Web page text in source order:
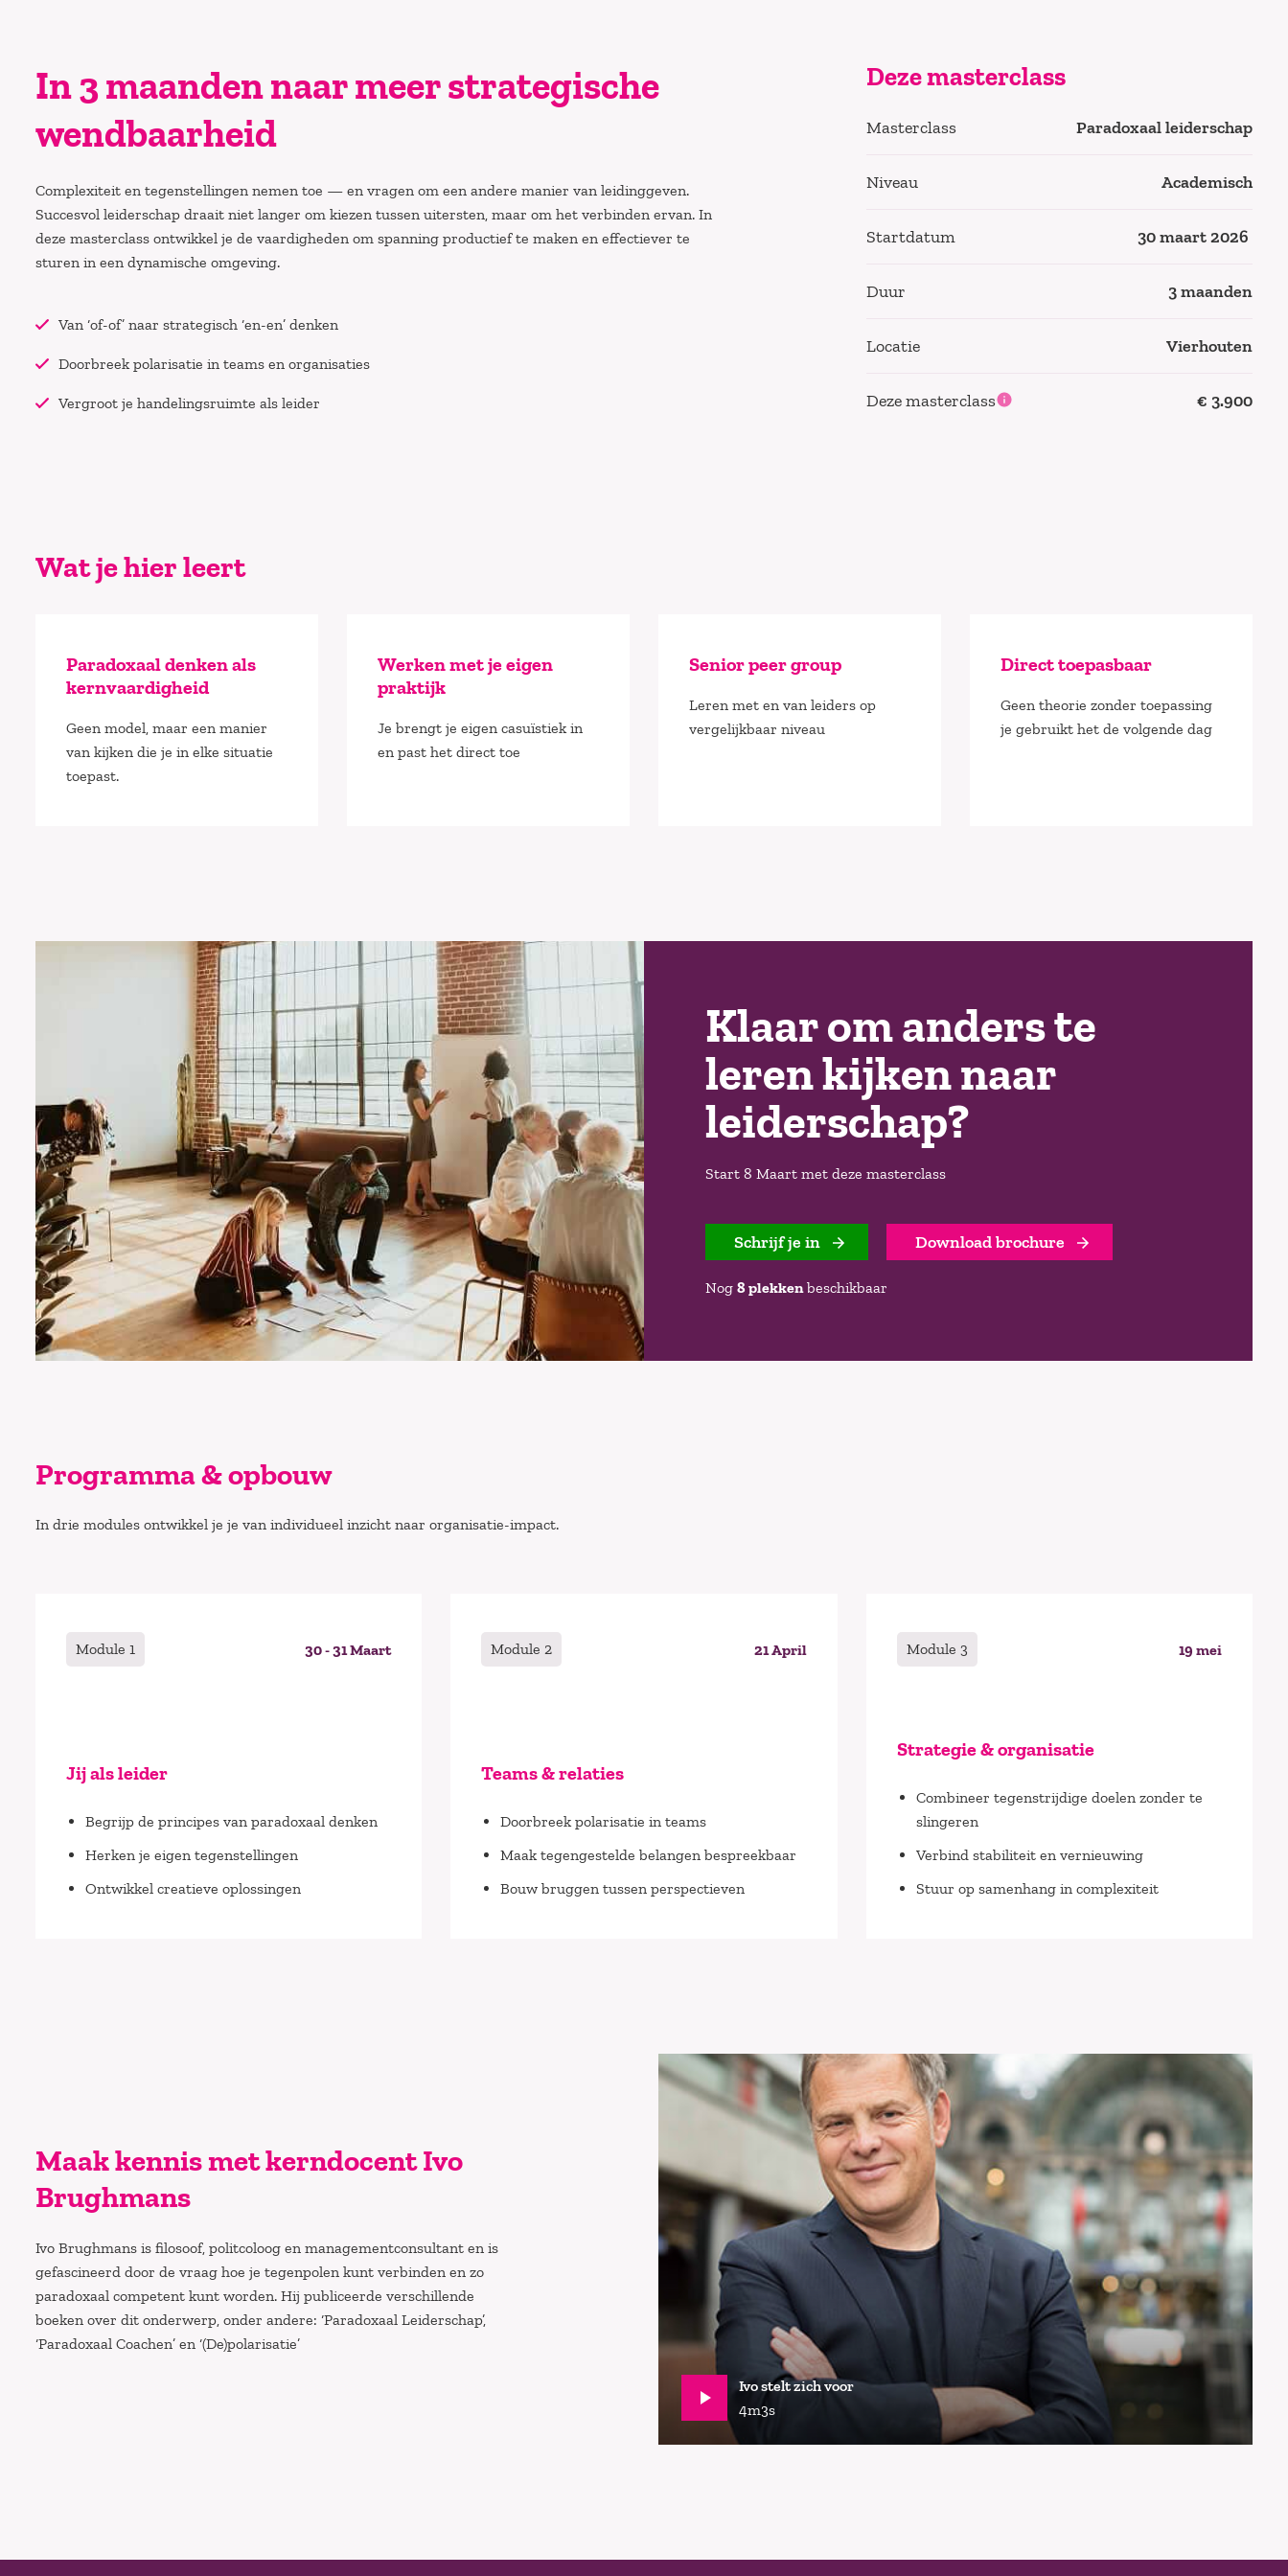
In 3 maanden naar meer strategische
wendbaarheid
Complexiteit en tegenstellingen nemen toe — en vragen om een andere manier van leidinggeven.
Succesvol leiderschap draait niet langer om kiezen tussen uitersten, maar om het verbinden ervan. In
deze masterclass ontwikkel je de vaardigheden om spanning productief te maken en effectiever te
sturen in een dynamische omgeving.
Van ‘of-of’ naar strategisch ‘en-en’ denken
Doorbreek polarisatie in teams en organisaties
Vergroot je handelingsruimte als leider
Deze masterclass
Masterclass Paradoxaal leiderschap
Niveau Academisch
Startdatum 30 maart 2026
Duur 3 maanden
Locatie Vierhouten
Deze masterclass € 3.900
Wat je hier leert
Paradoxaal denken als
kernvaardigheid
Geen model, maar een manier
van kijken die je in elke situatie
toepast.
Werken met je eigen
praktijk
Je brengt je eigen casuïstiek in
en past het direct toe
Senior peer group
Leren met en van leiders op
vergelijkbaar niveau
Direct toepasbaar
Geen theorie zonder toepassing
je gebruikt het de volgende dag
Klaar om anders te
leren kijken naar
leiderschap?
Start 8 Maart met deze masterclass
Schrijf je in Download brochure
Nog 8 plekkenbeschikbaar
Programma & opbouw
In drie modules ontwikkel je je van individueel inzicht naar organisatie-impact.
Module 1 30 - 31 Maart
Jij als leider
Begrijp de principes van paradoxaal denken
Herken je eigen tegenstellingen
Ontwikkel creatieve oplossingen
Module 2 21 April
Teams & relaties
Doorbreek polarisatie in teams
Maak tegengestelde belangen bespreekbaar
Bouw bruggen tussen perspectieven
Module 3 19 mei
Strategie & organisatie
Combineer tegenstrijdige doelen zonder te
slingeren
Verbind stabiliteit en vernieuwing
Stuur op samenhang in complexiteit
Maak kennis met kerndocent Ivo
Brughmans
Ivo Brughmans is filosoof, politcoloog en managementconsultant en is
gefascineerd door de vraag hoe je tegenpolen kunt verbinden en zo
paradoxaal competent kunt worden. Hij publiceerde verschillende
boeken over dit onderwerp, onder andere: ‘Paradoxaal Leiderschap’,
‘Paradoxaal Coachen’ en ‘(De)polarisatie’
Ivo stelt zich voor
4m3s